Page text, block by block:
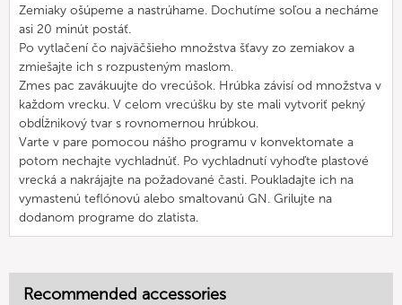
Zemiaky ošúpeme a nastrúhame. Dochutíme soľou a necháme
asi 20 minút postáť.
Po vytlačení čo najväčšieho množstva šťavy zo zemiakov a
zmiešajte ich s rozpusteným maslom.
Zmes pac zavákuujte do vrecúšok. Hrúbka závisí od množstva v
každom vrecku. V celom vrecúšku by ste mali vytvoriť pekný
obdĺžnikový tvar s rovnomernou hrúbkou.
Varte v pare pomocou nášho programu v konvektomate a
potom nechajte vychladnúť. Po vychladnutí vyhoďte plastové
vrecká a nakrájajte na požadované časti. Poukladajte ich na
vymastenú teflónovú alebo smaltovanú GN. Grilujte na
dodanom programe do zlatista.
Recommended accessories